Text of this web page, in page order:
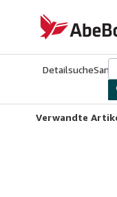
AbeBooks.de
Detailsuche
Verwandte